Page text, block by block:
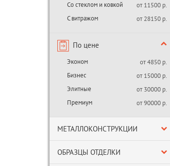
Со стеклом и ковкой
от 11500 р.
С витражом
от 28150 р.
По цене
Эконом
от 4850 р.
Бизнес
от 15000 р.
Элитные
от 30000 р.
Премиум
от 90000 р.
МЕТАЛЛОКОНСТРУКЦИИ
ОБРАЗЦЫ ОТДЕЛКИ